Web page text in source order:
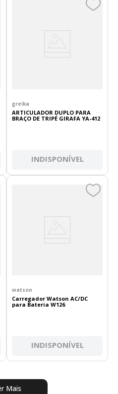
greika
ARTICULADOR DUPLO PARA
BRAÇO DE TRIPÉ GIRAFA YA-412
INDISPONÍVEL
watson
Carregador Watson AC/DC
para Bateria W126
INDISPONÍVEL